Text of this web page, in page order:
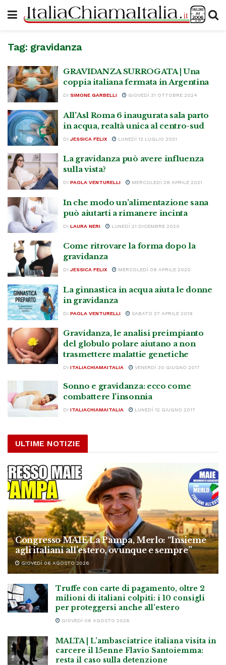
Tag: gravidanza
GRAVIDANZA SURROGATA | Una
coppia italiana fermata in Argentina
DI SIMONE GARBELLI GIOVEDÌ 31 OTTOBRE 2024
All’Asl Roma 6 inaugurata sala parto
in acqua, realtà unica al centro-sud
DI JESSICA FELIX LUNEDÌ 12 LUGLIO 2021
La gravidanza può avere influenza
sulla vista?
DI PAOLA VENTURELLI MERCOLEDÌ 28 APRILE 2021
In che modo un’alimentazione sana
può aiutarti a rimanere incinta
DI LAURA NERI LUNEDÌ 21 DICEMBRE 2020
Come ritrovare la forma dopo la
gravidanza
DI JESSICA FELIX MERCOLEDÌ 08 APRILE 2020
La ginnastica in acqua aiuta le donne
in gravidanza
DI PAOLA VENTURELLI SABATO 27 APRILE 2019
Gravidanza, le analisi preimpianto
del globulo polare aiutano a non
trasmettere malattie genetiche
DI ITALIACHIAMAITALIA VENERDÌ 30 GIUGNO 2017
Sonno e gravidanza: ecco come
combattere l’insonnia
DI ITALIACHIAMAITALIA LUNEDÌ 12 GIUGNO 2017
ULTIME NOTIZIE
Congresso MAIE La Pampa, Merlo: “Insieme
agli italiani all’estero, ovunque e sempre”
GIOVEDÌ 06 AGOSTO 2026
Truffe con carte di pagamento, oltre 2
milioni di italiani colpiti: i 10 consigli
per proteggersi anche all’estero
GIOVEDÌ 06 AGOSTO 2026
MALTA | L’ambasciatrice italiana visita in
carcere il 15enne Flavio Santoiemma:
resta il caso sulla detenzione